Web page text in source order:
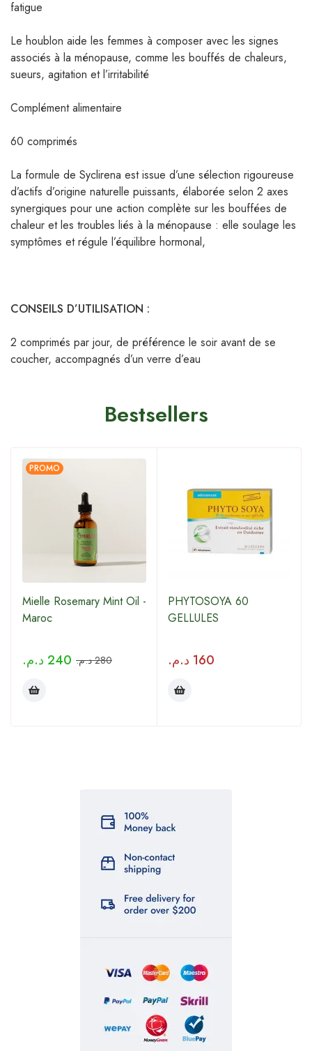
fatigue
Le houblon aide les femmes à composer avec les signes
associés à la ménopause, comme les bouffés de chaleurs,
sueurs, agitation et l’irritabilité
Complément alimentaire
60 comprimés
La formule de Syclirena est issue d’une sélection rigoureuse
d’actifs d’origine naturelle puissants, élaborée selon 2 axes
synergiques pour une action complète sur les bouffées de
chaleur et les troubles liés à la ménopause : elle soulage les
symptômes et régule l’équilibre hormonal,
CONSEILS D’UTILISATION :
2 comprimés par jour, de préférence le soir avant de se
coucher, accompagnés d’un verre d’eau
Bestsellers
PROMO
Mielle Rosemary Mint Oil -
Maroc
280 د.م. 240 د.م.
PHYTOSOYA 60
GELLULES
160 د.م.